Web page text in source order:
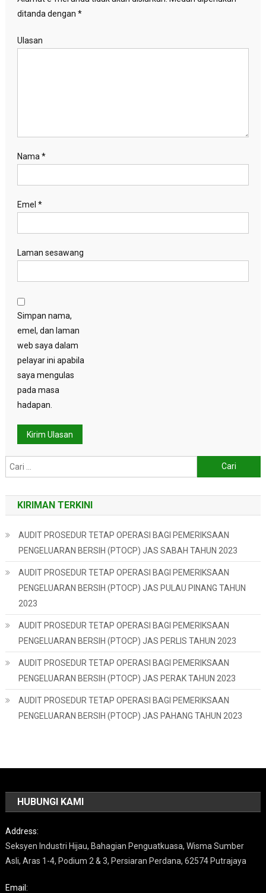
ditanda dengan *
Ulasan
Nama *
Emel *
Laman sesawang
Simpan nama,
emel, dan laman
web saya dalam
pelayar ini apabila
saya mengulas
pada masa
hadapan.
KIRIMAN TERKINI
AUDIT PROSEDUR TETAP OPERASI BAGI PEMERIKSAAN
PENGELUARAN BERSIH (PTOCP) JAS SABAH TAHUN 2023
AUDIT PROSEDUR TETAP OPERASI BAGI PEMERIKSAAN
PENGELUARAN BERSIH (PTOCP) JAS PULAU PINANG TAHUN
2023
AUDIT PROSEDUR TETAP OPERASI BAGI PEMERIKSAAN
PENGELUARAN BERSIH (PTOCP) JAS PERLIS TAHUN 2023
AUDIT PROSEDUR TETAP OPERASI BAGI PEMERIKSAAN
PENGELUARAN BERSIH (PTOCP) JAS PERAK TAHUN 2023
AUDIT PROSEDUR TETAP OPERASI BAGI PEMERIKSAAN
PENGELUARAN BERSIH (PTOCP) JAS PAHANG TAHUN 2023
HUBUNGI KAMI
Address:
Seksyen Industri Hijau, Bahagian Penguatkuasa, Wisma Sumber
Asli, Aras 1-4, Podium 2 & 3, Persiaran Perdana, 62574 Putrajaya
Email: